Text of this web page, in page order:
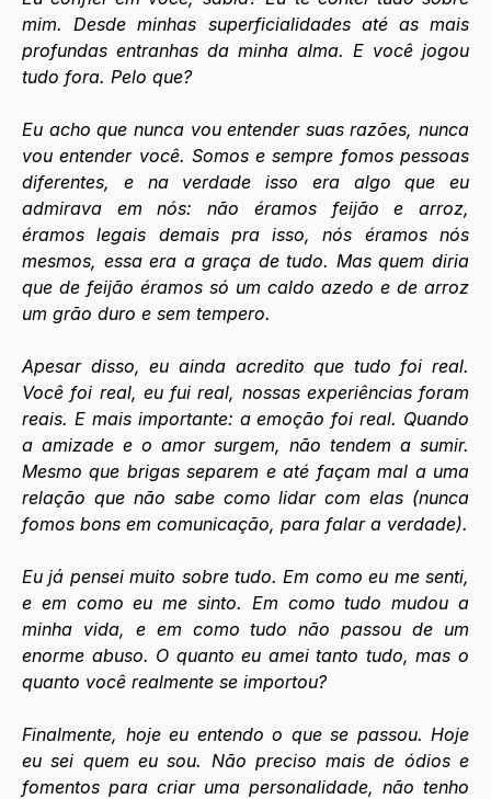
mim. Desde minhas superficialidades até as mais
profundas entranhas da minha alma. E você jogou
tudo fora. Pelo que?
Eu acho que nunca vou entender suas razões, nunca
vou entender você. Somos e sempre fomos pessoas
diferentes, e na verdade isso era algo que eu
admirava em nós: não éramos feijão e arroz,
éramos legais demais pra isso, nós éramos nós
mesmos, essa era a graça de tudo. Mas quem diria
que de feijão éramos só um caldo azedo e de arroz
um grão duro e sem tempero.
Apesar disso, eu ainda acredito que tudo foi real.
Você foi real, eu fui real, nossas experiências foram
reais. E mais importante: a emoção foi real. Quando
a amizade e o amor surgem, não tendem a sumir.
Mesmo que brigas separem e até façam mal a uma
relação que não sabe como lidar com elas (nunca
fomos bons em comunicação, para falar a verdade).
Eu já pensei muito sobre tudo. Em como eu me senti,
e em como eu me sinto. Em como tudo mudou a
minha vida, e em como tudo não passou de um
enorme abuso. O quanto eu amei tanto tudo, mas o
quanto você realmente se importou?
Finalmente, hoje eu entendo o que se passou. Hoje
eu sei quem eu sou. Não preciso mais de ódios e
fomentos para criar uma personalidade, não tenho